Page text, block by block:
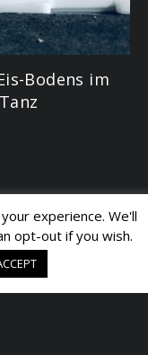
Bodens im
experience. We'll
opt-out if you wish.